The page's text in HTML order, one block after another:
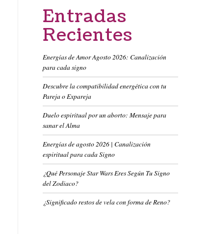
Entradas
Recientes
Energías de Amor Agosto 2026: Canalización
para cada signo
Descubre la compatibilidad energética con tu
Pareja o Expareja
Duelo espiritual por un aborto: Mensaje para
sanar el Alma
Energías de agosto 2026 | Canalización
espiritual para cada Signo
¿Qué Personaje Star Wars Eres Según Tu Signo
del Zodiaco?
¿Significado restos de vela con forma de Reno?